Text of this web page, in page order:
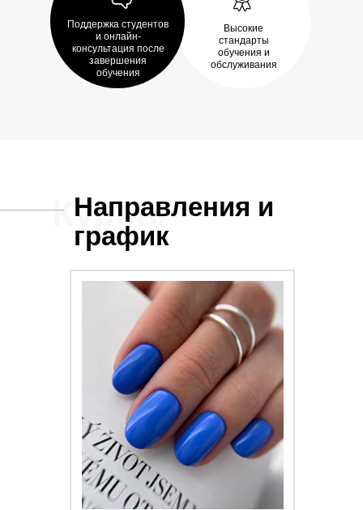
Поддержка студентов
и онлайн-
консультация после
завершения
обучения
Высокие
стандарты
обучения и
обслуживания
Курсы
Направления и
график